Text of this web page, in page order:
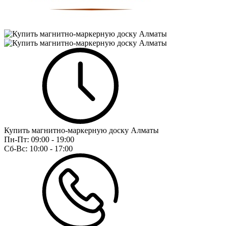
Купить магнитно-маркерную доску Алматы
Пн-Пт: 09:00 - 19:00
Сб-Вс: 10:00 - 17:00